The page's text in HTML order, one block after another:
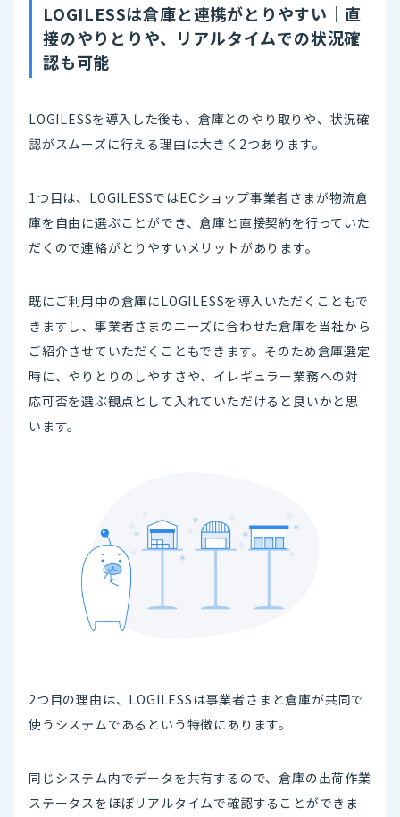
LOGILESSは倉庫と連携がとりやすい│直
接のやりとりや、リアルタイムでの状況確
認も可能
LOGILESSを導入した後も、倉庫とのやり取りや、状況確
認がスムーズに行える理由は大きく2つあります。
1つ目は、LOGILESSではECショップ事業者さまが物流倉
庫を自由に選ぶことができ、倉庫と直接契約を行っていた
だくので連絡がとりやすいメリットがあります。
既にご利用中の倉庫にLOGILESSを導入いただくこともで
きますし、事業者さまのニーズに合わせた倉庫を当社から
ご紹介させていただくこともできます。そのため倉庫選定
時に、やりとりのしやすさや、イレギュラー業務への対
応可否を選ぶ観点として入れていただけると良いかと思
います。
2つ目の理由は、LOGILESSは事業者さまと倉庫が共同で
使うシステムであるという特徴にあります。
同じシステム内でデータを共有するので、倉庫の出荷作業
ステータスをほぼリアルタイムで確認することができま